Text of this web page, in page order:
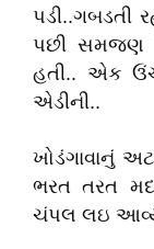
પડી..ગબડતી
પછી સમજણ
હતી.. એક
એડીની..
ખોડંગાવાનું
ભરત તરત
ચંપલ લઇ